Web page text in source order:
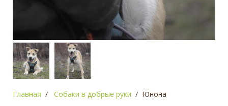
Главная Собаки в добрые руки Юнона